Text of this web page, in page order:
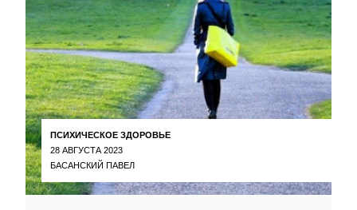
ПСИХИЧЕСКОЕ ЗДОРОВЬЕ
28 АВГУСТА 2023
БАСАНСКИЙ ПАВЕЛ